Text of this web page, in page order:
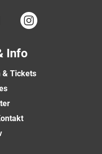
Info
& Tickets